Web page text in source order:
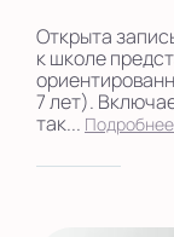
Открыта
к школе
7 лет).
так...